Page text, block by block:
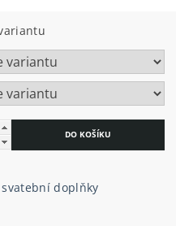
svatební doplňky